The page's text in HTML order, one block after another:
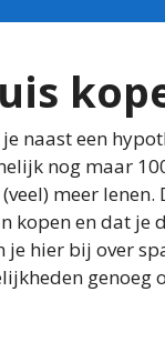
naast een
nog maar
meer
kopen en dat je
hier bij over